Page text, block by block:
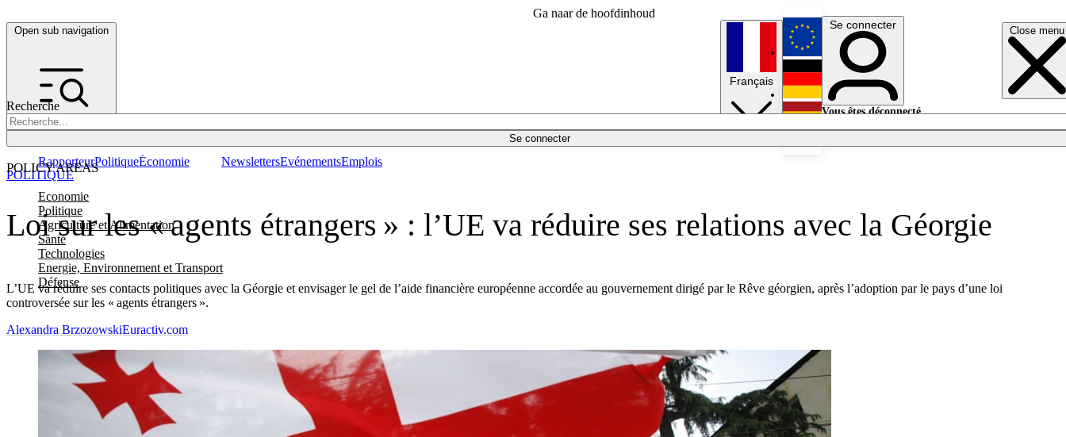
Ga naar de hoofdinhoud
Open sub navigation Close menu
Recherche
Se connecter
POLICY AREAS
Economie
Politique
Agriculture et Alimentation
Santé
Technologies
Energie, Environnement et Transport
Défense
RapporteurPolitiqueÉconomie NewslettersEvénementsEmplois
Français
English
Deutsch
Se connecter
Vous êtes déconnecté.
Loi sur les « agents étrangers » : l’UE va réduire ses relations avec la Géorgie
L’UE va réduire ses contacts politiques avec la Géorgie et envisager le gel de l’aide financière européenne accordée au gouvernement dirigé par le Rêve géorgien, après l’adoption par le pays d’une loi
controversée sur les « agents étrangers ».
POLITIQUE
Alexandra BrzozowskiEuractiv.com